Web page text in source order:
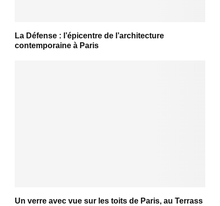
La Défense : l’épicentre de l’architecture
contemporaine à Paris
Un verre avec vue sur les toits de Paris, au Terrass